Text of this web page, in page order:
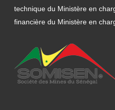
technique du Ministère en
financière du Ministère en